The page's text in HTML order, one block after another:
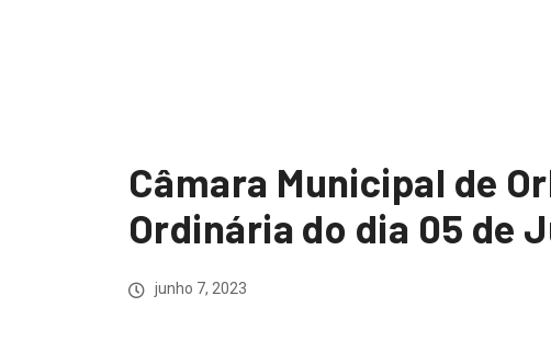
Câmara Municipal de
Ordinária do dia 05 de
junho 7, 2023